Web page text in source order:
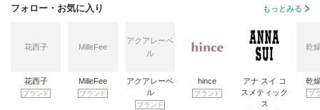
フォロー・お気に入り もっとみる
花西子
花西子
ブランド
MilleFee
MilleFee
ブランド
アクアレーベ
ル
アクアレーベ
ル
ブランド
hince
ブランド
アナ スイ コ
スメティック
ス
乾
乾
ブ